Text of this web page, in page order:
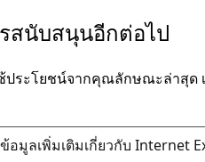
สนับสนุนอีกต่อไป
ช้ประโยชน์จากคุณลักษณะล่าสุ
ข้อมูลเพิ่มเติมเกี่ยวกับ Internet